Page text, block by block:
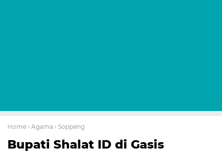
Home › Agama › Soppeng
Bupati Shalat ID di Gasis